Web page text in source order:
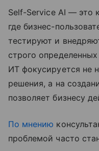
Self-Service AI — это
где бизнес-
тестируют и
строго
ИТ фокусируется не
решения, а на
позволяет бизнесу
По мнению
проблемой часто